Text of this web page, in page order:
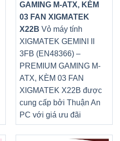
GAMING M-ATX, KÈM
03 FAN XIGMATEK
X22B Vỏ máy tính
XIGMATEK GEMINI II
3FB (EN48366) –
PREMIUM GAMING M-
ATX, KÈM 03 FAN
XIGMATEK X22B được
cung cấp bởi Thuận An
PC với giá ưu đãi